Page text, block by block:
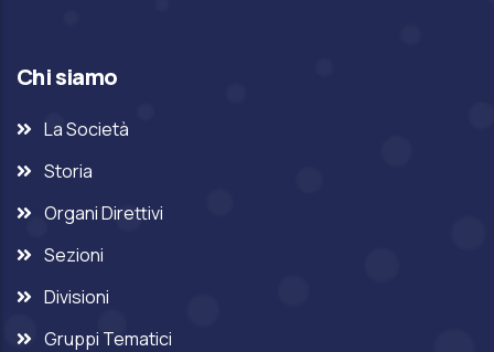
Chi siamo
La Società
Storia
Organi Direttivi
Sezioni
Divisioni
Gruppi Tematici